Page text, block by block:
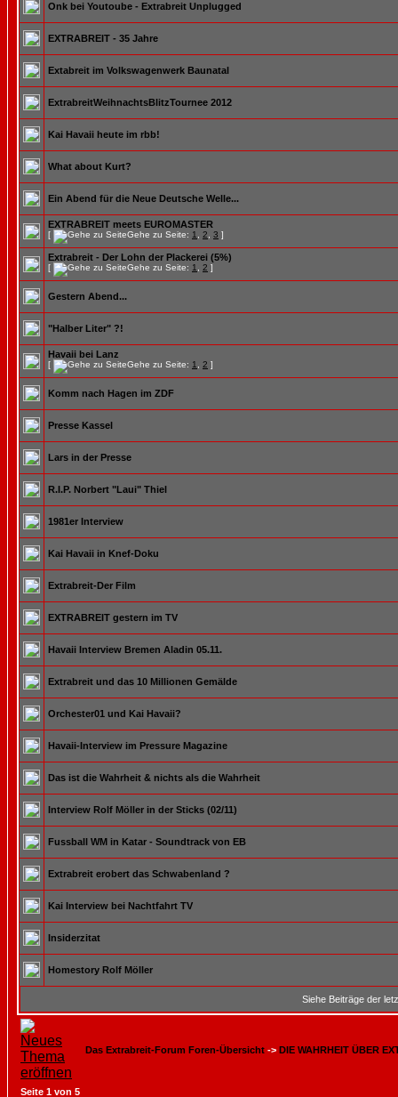
Onk bei Youtoube - Extrabreit Unplugged
EXTRABREIT - 35 Jahre
Extabreit im Volkswagenwerk Baunatal
ExtrabreitWeihnachtsBlitzTournee 2012
Kai Havaii heute im rbb!
What about Kurt?
Ein Abend für die Neue Deutsche Welle...
EXTRABREIT meets EUROMASTER
[ Gehe zu Seite: 1 2 3 ]
Extrabreit - Der Lohn der Plackerei (5%)
[ Gehe zu Seite: 1 2 ]
Gestern Abend...
"Halber Liter" ?!
Havaii bei Lanz
[ Gehe zu Seite: 1 2 ]
Komm nach Hagen im ZDF
Presse Kassel
Lars in der Presse
R.I.P. Norbert "Laui" Thiel
1981er Interview
Kai Havaii in Knef-Doku
Extrabreit-Der Film
EXTRABREIT gestern im TV
Havaii Interview Bremen Aladin 05.11.
Extrabreit und das 10 Millionen Gemälde
Orchester01 und Kai Havaii?
Havaii-Interview im Pressure Magazine
Das ist die Wahrheit & nichts als die Wahrheit
Interview Rolf Möller in der Sticks (02/11)
Fussball WM in Katar - Soundtrack von EB
Extrabreit erobert das Schwabenland ?
Kai Interview bei Nachtfahrt TV
Insiderzitat
Homestory Rolf Möller
Siehe Beiträge der
Das Extrabreit-Forum Foren-Übersicht -> DIE WAHRHEIT ÜBER
Seite 1 von 5